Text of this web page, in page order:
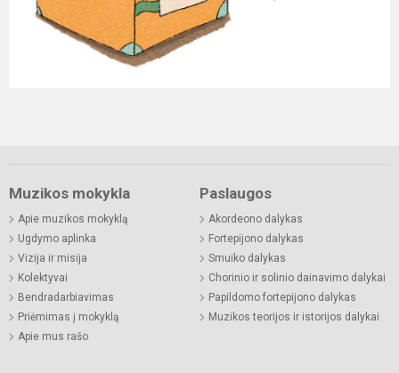
Muzikos mokykla
Apie muzikos mokyklą
Ugdymo aplinka
Vizija ir misija
Kolektyvai
Bendradarbiavimas
Priėmimas į mokyklą
Apie mus rašo
Paslaugos
Akordeono dalykas
Fortepijono dalykas
Smuiko dalykas
Chorinio ir solinio dainavimo dalykai
Papildomo fortepijono dalykas
Muzikos teorijos ir istorijos dalykai